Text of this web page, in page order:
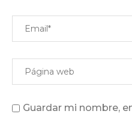
Guardar mi nombre,